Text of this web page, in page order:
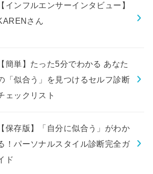
【インフルエンサーインタビュー】
さん
【簡単】たった5分でわかる あなた
「似合う」を見つけるセルフ診断
ェックリスト
【保存版】「自分に似合う」がわか
！パーソナルスタイル診断完全ガ
ド